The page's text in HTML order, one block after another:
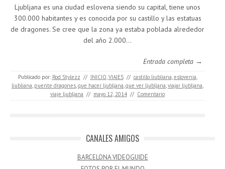
Ljubljana es una ciudad eslovena siendo su capital, tiene unos
300.000 habitantes y es conocida por su castillo y las estatuas
de dragones. Se cree que la zona ya estaba poblada alrededor
del año 2.000…
Entrada completa →
Publicado por: Rod Stylezz // INICIO,VIAJES // castillo liubliana,eslovenia,
liubliana, puente dragones,que hacer ljubljana,que ver ljubljana,viajar ljubljana,
viaje ljubljana // mayo 12, 2014 // Comentario
CANALES AMIGOS
BARCELONA VIDEOGUIDE